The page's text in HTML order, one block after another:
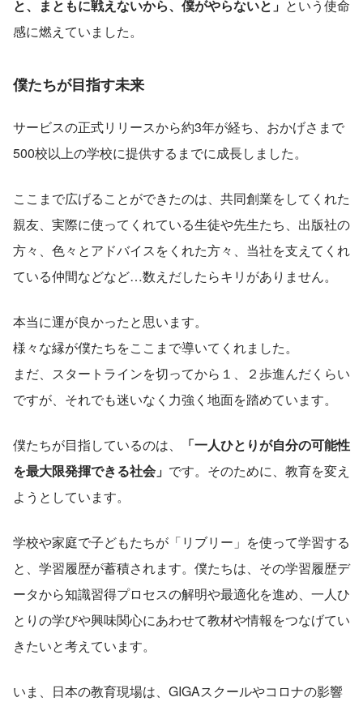
と、まともに戦えないから、僕がやらないと」 という使命
感に燃えていました。
僕たちが目指す未来
サービスの正式リリースから約3年が経ち、おかげさまで
500校以上の学校に提供するまでに成長しました。
ここまで広げることができたのは、共同創業をしてくれた
親友、実際に使ってくれている生徒や先生たち、出版社の
方々、色々とアドバイスをくれた方々、当社を支えてくれ
ている仲間などなど…数えだしたらキリがありません。
本当に運が良かったと思います。
様々な縁が僕たちをここまで導いてくれました。
まだ、スタートラインを切ってから１、２歩進んだくらい
ですが、それでも迷いなく力強く地面を踏めています。
僕たちが目指しているのは、
「一人ひとりが自分の可能性
を最大限発揮できる社会」 です。そのために、教育を変え
ようとしています。
学校や家庭で子どもたちが「リブリー」を使って学習する
と、学習履歴が蓄積されます。僕たちは、その学習履歴デ
ータから知識習得プロセスの解明や最適化を進め、一人ひ
とりの学びや興味関心にあわせて教材や情報をつなげてい
きたいと考えています。
いま、日本の教育現場は、GIGAスクールやコロナの影響